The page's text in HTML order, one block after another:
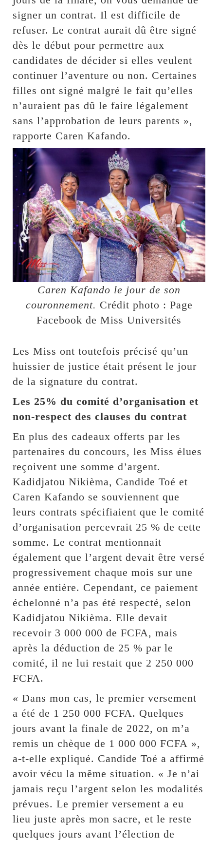
signer un contrat. Il est difficile de
refuser. Le contrat aurait dû être signé
dès le début pour permettre aux
candidates de décider si elles veulent
continuer l’aventure ou non. Certaines
filles ont signé malgré le fait qu’elles
n’auraient pas dû le faire légalement
sans l’approbation de leurs parents »,
rapporte Caren Kafando.
Caren Kafando le jour de son
couronnement. Crédit photo : Page
Facebook de Miss Universités
Les Miss ont toutefois précisé qu’un
huissier de justice était présent le jour
de la signature du contrat.
Les 25% du comité d’organisation et
non-respect des clauses du contrat
En plus des cadeaux offerts par les
partenaires du concours, les Miss élues
reçoivent une somme d’argent.
Kadidjatou Nikièma, Candide Toé et
Caren Kafando se souviennent que
leurs contrats spécifiaient que le comité
d’organisation percevrait 25 % de cette
somme. Le contrat mentionnait
également que l’argent devait être versé
progressivement chaque mois sur une
année entière. Cependant, ce paiement
échelonné n’a pas été respecté, selon
Kadidjatou Nikièma. Elle devait
recevoir 3 000 000 de FCFA, mais
après la déduction de 25 % par le
comité, il ne lui restait que 2 250 000
FCFA.
« Dans mon cas, le premier versement
a été de 1 250 000 FCFA. Quelques
jours avant la finale de 2022, on m’a
remis un chèque de 1 000 000 FCFA »,
a-t-elle expliqué. Candide Toé a affirmé
avoir vécu la même situation. « Je n’ai
jamais reçu l’argent selon les modalités
prévues. Le premier versement a eu
lieu juste après mon sacre, et le reste
quelques jours avant l’élection de